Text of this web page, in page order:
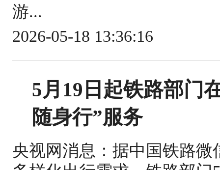
游...
2026-05-18 13:36:16
5月19日起铁路部门
随身行”服务
央视网消息：据中国铁路